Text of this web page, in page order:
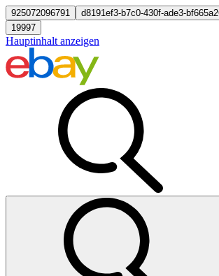
925072096791
d8191ef3-b7c0-430f-ade3-
19997
Hauptinhalt anzeigen